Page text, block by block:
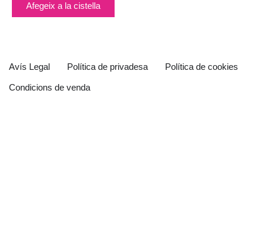
Afegeix a la cistella